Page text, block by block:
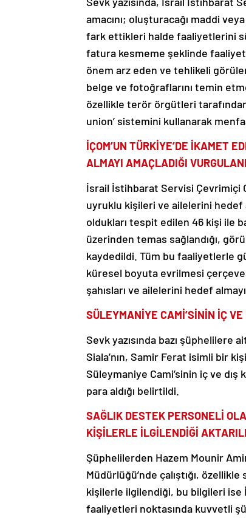
amacını; oluşturacağı maddi
fark ettikleri halde faaliyetlerini
fatura kesmeme şeklinde
önem arz eden ve tehlikeli
belge ve fotoğraflarını temin
özellikle terör örgütleri
union’ sistemini kullanarak
İÇOM’UN TÜRKİYE’DE İKAMET
ALMAYI AMAÇLADIĞI
İsrail İstihbarat Servisi Çevrimiçi
uyruklu kişileri ve ailelerini hedef
oldukları tespit edilen 46 kişi ile
üzerinden temas sağlandığı,
kaydedildi. Tüm bu faaliyetlerle
küresel boyuta evrilmesi
şahısları ve ailelerini hedef
SÜLEYMANİYE CAMİ’SİNİN İÇ
Sevk yazısında bazı şüphelilere
Siala’nın, Samir Ferat isimli bir
Süleymaniye Cami’sinin iç ve dış
para aldığı belirtildi.
SAĞLIK DESTEK PERSONELİ
KİŞİLERLE İLGİLENDİĞİ
Şüphelilerden Hazem Mounir
Müdürlüğü’nde çalıştığı,
kişilerle ilgilendiği, bu bilgileri ise
faaliyetleri noktasında kuvvetli